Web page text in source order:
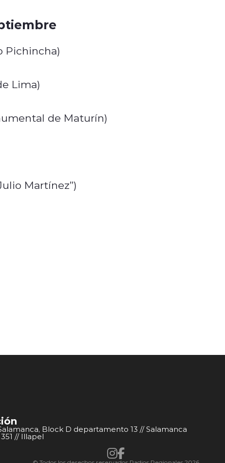
Pichincha)
Lima)
de Maturín)
Martínez”)
Block D departamento 13 // Salamanca
// Illapel